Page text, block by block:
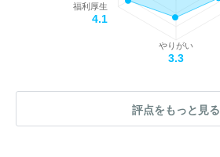
やりがい
3.3
福利厚生
4.1
評点をもっと見る